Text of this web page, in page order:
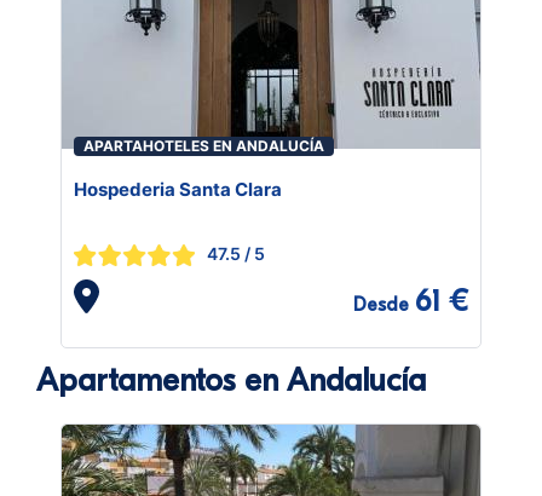
APARTAHOTELES EN ANDALUCÍA
Hospederia Santa Clara
47.5 / 5
Desde 61 €
Apartamentos en Andalucía